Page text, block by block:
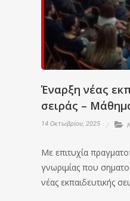
Έναρξη νέας
σειράς –
14 Οκτωβρίου, 2025
Με επιτυχία
γνωριμίας που
νέας εκπαιδευτικής